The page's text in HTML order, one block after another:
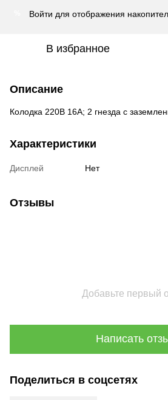
Войти для отображения
В избранное
Описание
Колодка 220В 16А; 2 гнезда с
Характеристики
Дисплей Нет
Отзывы
Добавьте первый
Написать
Поделиться в соцсетях